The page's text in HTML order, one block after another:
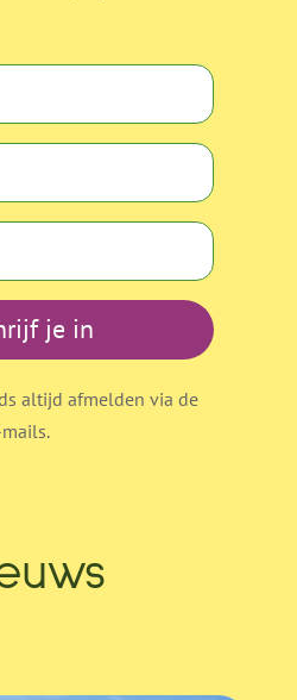
je in
altijd afmelden via de